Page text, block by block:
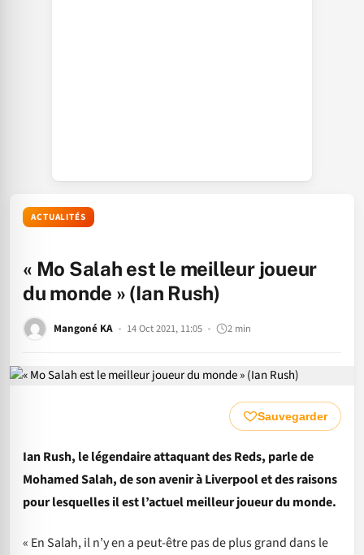
ACTUALITÉS
« Mo Salah est le meilleur joueur
du monde » (Ian Rush)
Mangoné KA 14 Oct 2021, 11:05 2 min
Sauvegarder
Ian Rush, le légendaire attaquant des Reds, parle de
Mohamed Salah, de son avenir à Liverpool et des raisons
pour lesquelles il est l’actuel meilleur joueur du monde.
« En Salah, il n’y en a peut-être pas de plus grand dans le